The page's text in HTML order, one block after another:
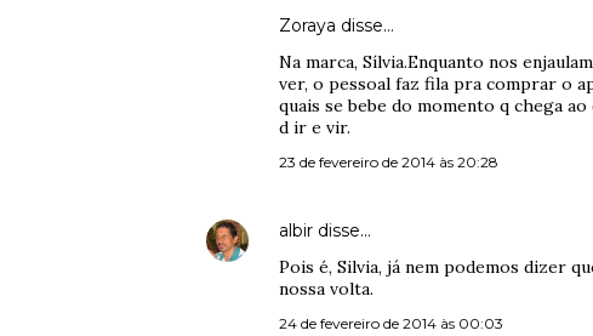
Zoraya disse…
Na marca, Sílvia.Enquanto nos
ver, o pessoal faz fila pra comprar o
quais se bebe do momento q chega
d ir e vir.
23 de fevereiro de 2014 às 20:28
albir disse…
Pois é, Silvia, já nem podemos dizer
nossa volta.
24 de fevereiro de 2014 às 00:03